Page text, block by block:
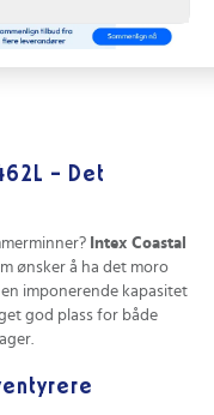
– Det
Intex Coastal
ønsker å ha det moro
imponerende kapasitet
god plass for både